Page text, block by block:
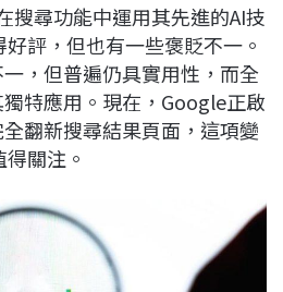
L
i
n
k
搜尋功能中運用其先進的AI技
評，但也有一些褒貶不一。
，但普遍仍具實用性，而全
特應用。現在，Google正啟
翻新搜尋結果頁面，這項變
關注。